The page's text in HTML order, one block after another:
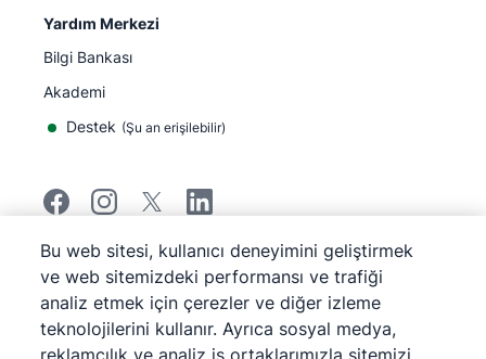
Yardım Merkezi
Bilgi Bankası
Akademi
Destek (Şu an erişilebilir)
© 2026Pipedrive
Pipedrive
Hizmet Koşulları
Pipedrive
Gizlilik Bildirimi
Site haritası
Çerez Bildirimi
Bu web sitesi, kullanıcı deneyimini geliştirmek
ve web sitemizdeki performansı ve trafiği
analiz etmek için çerezler ve diğer izleme
teknolojilerini kullanır. Ayrıca sosyal medya,
reklamcılık ve analiz iş ortaklarımızla sitemizi